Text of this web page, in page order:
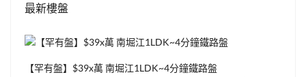
最新樓盤
【罕有盤】$39x萬 南堀江1LDK~4分鐘鐵路盤